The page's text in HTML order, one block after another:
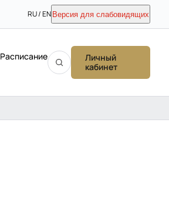
RU / EN Версия для слабовидящих
Расписание
Личный
кабинет